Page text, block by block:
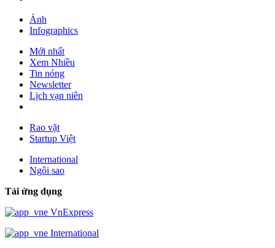
Ảnh
Infographics
Mới nhất
Xem Nhiều
Tin nóng
Newsletter
Lịch vạn niên
Rao vặt
Startup Việt
International
Ngôi sao
Tải ứng dụng
VnExpress
International